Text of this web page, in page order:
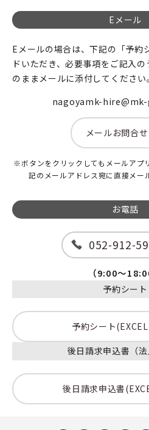
Eメール
Eメールの場合は、下記の「予約
ドいただき、必要事項をご記入
のままメールに添付してください。
nagoyamk-
メールお問合せ
※ボタンをクリックしてもメールアプ
記のメールアドレス宛に直接メー
お電話
052-912-
（9:00～
予約シート
予約シート
後日請求申込書（法
後日請求申込書